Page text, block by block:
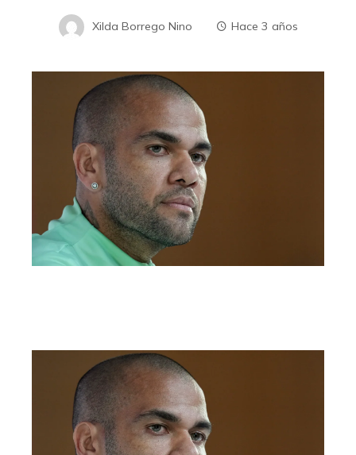
Xilda Borrego Nino Hace 3 años